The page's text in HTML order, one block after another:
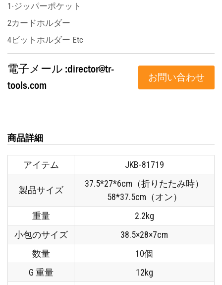
1-ジッパーポケット
2カードホルダー
4ビットホルダー Etc
電子メール :director@tr-
tools.com
お問い合わせ
商品詳細
アイテム JKB-81719
製品サイズ
37.5*27*6cm（折りたたみ時）
58*37.5cm（オン）
重量
2.2kg
小包のサイズ
38.5×28×7cm
数量
10個
G 重量
12kg